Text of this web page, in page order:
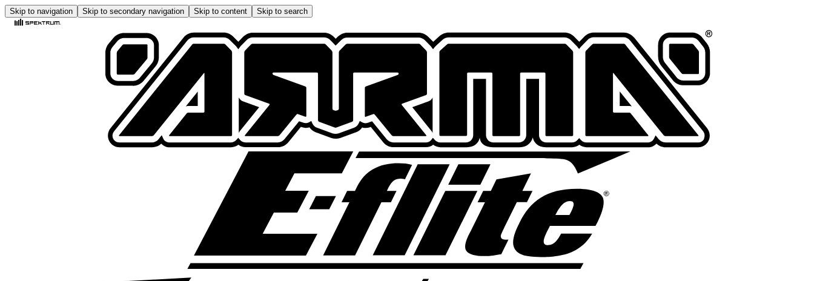
Skip to navigation Skip to secondary navigation Skip to content Skip to search